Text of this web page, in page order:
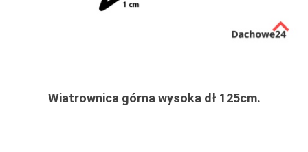
Wiatrownica górna wysoka dł 125cm.